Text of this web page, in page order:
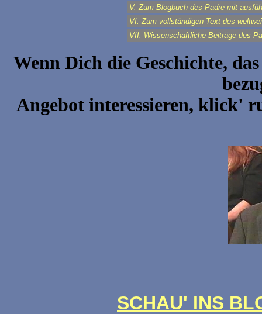
V. Zum Blogbuch des Padre mit
VI. Zum vollständigen Text des
VII. Wissenschaftliche Beiträge des
Wenn Dich die Geschichte,
Angebot interessieren, klick'
SCHAU' INS